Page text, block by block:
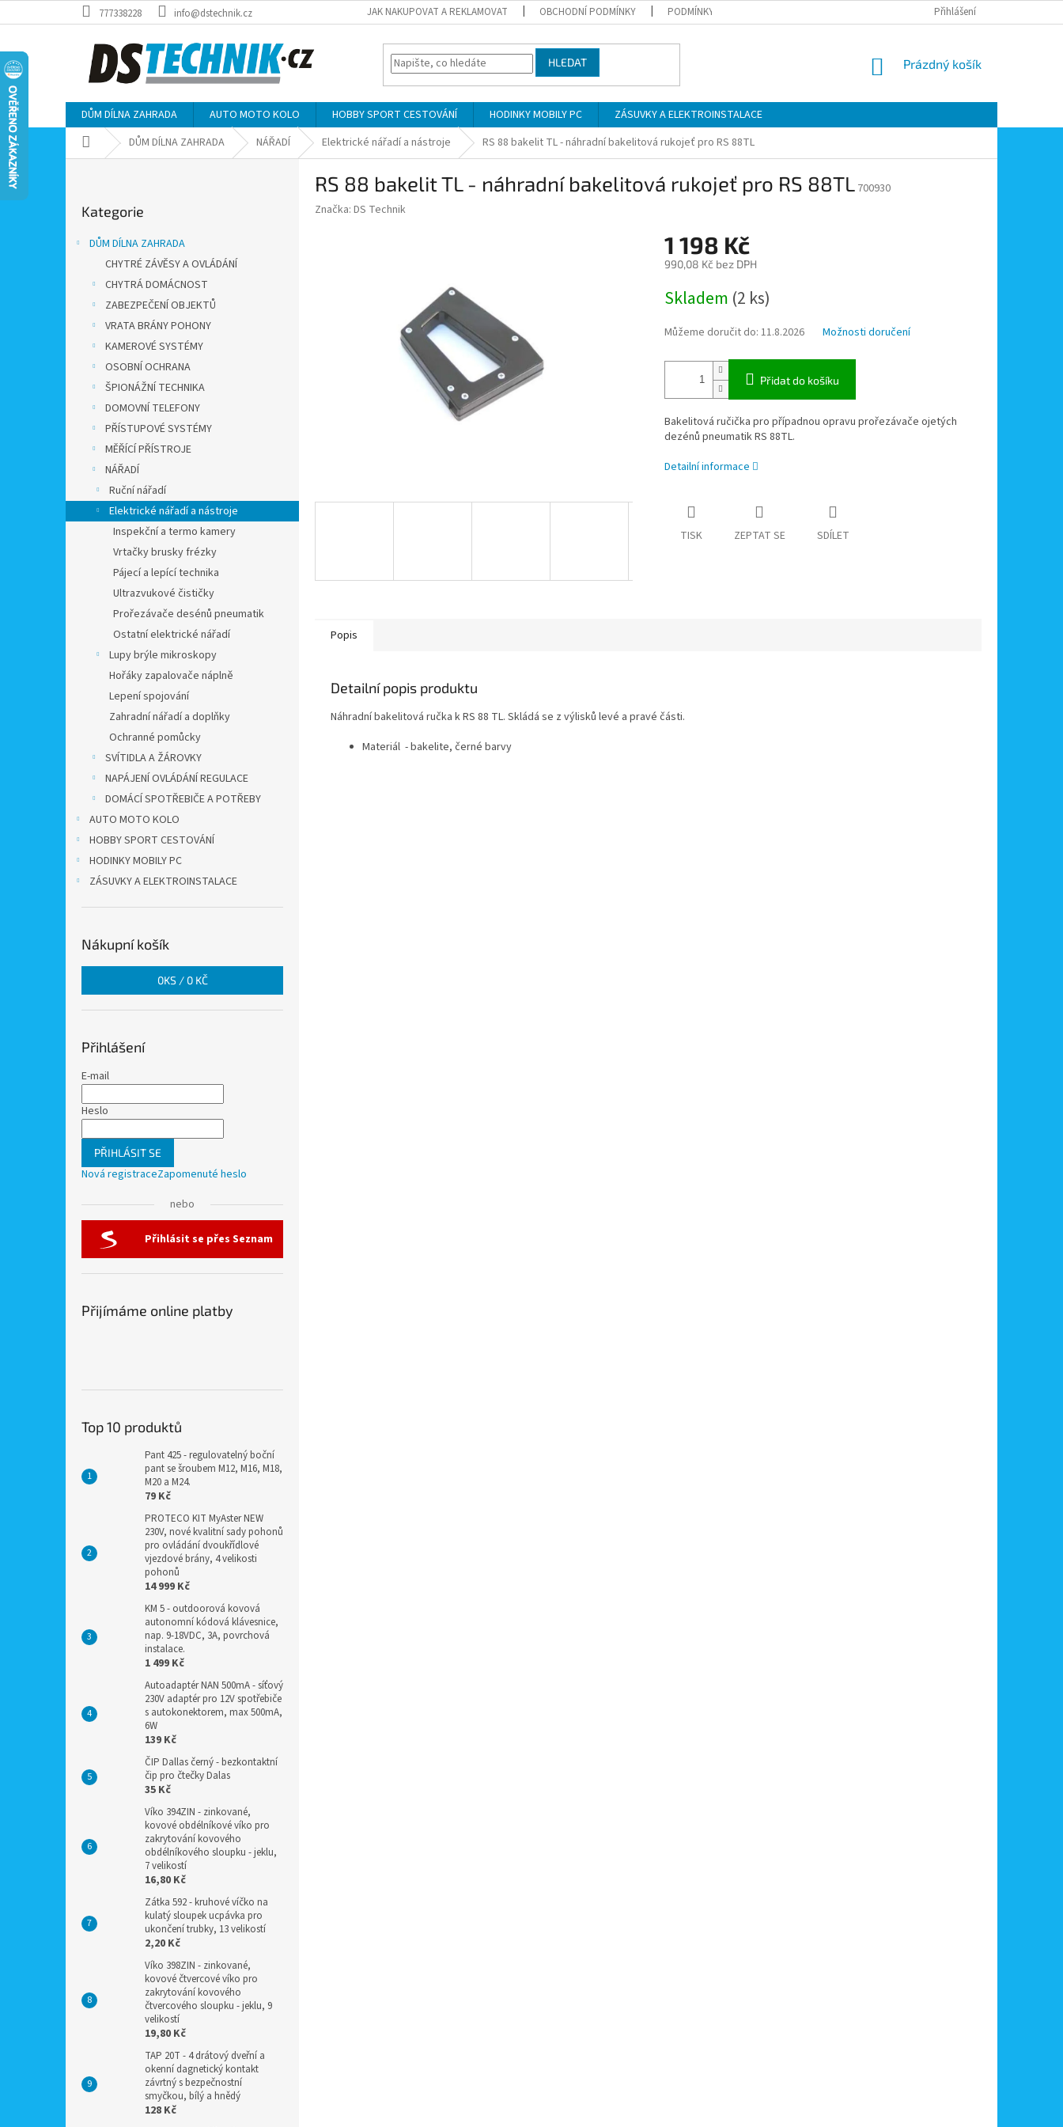
na
777338228 info@dstechnik.cz JAK NAKUPOVAT A REKLAMOVAT OBCHODNÍ PODMÍNKY PODMÍNKY OCHRANY OSOBNÍCH ÚDAJŮ MOJE OBJEDNÁVKA
Přihlášení
HLEDAT
NÁKUPNÍ
Prázdný košík
DŮM DÍLNA ZAHRADA AUTO MOTO KOLO HOBBY SPORT CESTOVÁNÍ HODINKY MOBILY PC
ZÁSUVKY A ELEKTROINSTALACE
Domů DŮM DÍLNA ZAHRADA NÁŘADÍ Elektrické nářadí a nástroje RS 88 bakelit TL - náhradní bakelitová rukojeť pro RS 88TL
kategorie
Kategorie
DŮM DÍLNA ZAHRADA
CHYTRÉ ZÁVĚSY A OVLÁDÁNÍ
CHYTRÁ DOMÁCNOST
ZABEZPEČENÍ OBJEKTŮ
VRATA BRÁNY POHONY
KAMEROVÉ SYSTÉMY
OSOBNÍ OCHRANA
ŠPIONÁŽNÍ TECHNIKA
DOMOVNÍ TELEFONY
PŘÍSTUPOVÉ SYSTÉMY
MĚŘÍCÍ PŘÍSTROJE
NÁŘADÍ
Ruční nářadí
Elektrické nářadí a nástroje
Inspekční a termo kamery
Vrtačky brusky frézky
Pájecí a lepící technika
Ultrazvukové čističky
Prořezávače desénů pneumatik
Ostatní elektrické nářadí
Lupy brýle mikroskopy
Hořáky zapalovače náplně
Lepení spojování
Zahradní nářadí a doplňky
Ochranné pomůcky
SVÍTIDLA A ŽÁROVKY
NAPÁJENÍ OVLÁDÁNÍ REGULACE
DOMÁCÍ SPOTŘEBIČE A POTŘEBY
AUTO MOTO KOLO
HOBBY SPORT CESTOVÁNÍ
HODINKY MOBILY PC
ZÁSUVKY A ELEKTROINSTALACE
Nákupní košík
0KS / 0 KČ
Přihlášení
E-mail
Heslo
PŘIHLÁSIT SE
Nová registraceZapomenuté heslo
nebo
Přihlásit se přes Seznam
Přijímáme online platby
Top 10 produktů
Pant 425 - regulovatelný boční
pant se šroubem M12, M16, M18,
M20 a M24.
79 Kč
PROTECO KIT MyAster NEW
230V, nové kvalitní sady pohonů
pro ovládání dvoukřídlové
vjezdové brány, 4 velikosti
pohonů
14 999 Kč
KM 5 - outdoorová kovová
autonomní kódová klávesnice,
nap. 9-18VDC, 3A, povrchová
instalace.
1 499 Kč
Autoadaptér NAN 500mA - síťový
230V adaptér pro 12V spotřebiče
s autokonektorem, max 500mA,
6W
139 Kč
ČIP Dallas černý - bezkontaktní
čip pro čtečky Dalas
35 Kč
Víko 394ZIN - zinkované,
kovové obdélníkové víko pro
zakrytování kovového
obdélníkového sloupku - jeklu,
7 velikostí
16,80 Kč
Zátka 592 - kruhové víčko na
kulatý sloupek ucpávka pro
ukončení trubky, 13 velikostí
2,20 Kč
Víko 398ZIN - zinkované,
kovové čtvercové víko pro
zakrytování kovového
čtvercového sloupku - jeklu, 9
velikostí
19,80 Kč
TAP 20T - 4 drátový dveřní a
okenní dagnetický kontakt
závrtný s bezpečnostní
smyčkou, bílý a hnědý
128 Kč
RS 88 bakelit TL - náhradní bakelitová rukojeť pro RS 88TL 700930
Značka: DS Technik
1 198 Kč
990,08 Kč bez DPH
cena:
Skladem (2 ks)
Můžeme doručit do: 11.8.2026 Možnosti doručení
Přidat do košíku
Bakelitová ručička pro případnou opravu prořezávače ojetých
dezénů pneumatik RS 88TL.
Detailní informace
TISK ZEPTAT SE SDÍLET
Popis
Detailní popis produktu
Náhradní bakelitová ručka k RS 88 TL. Skládá se z výlisků levé a pravé části.
Materiál - bakelite, černé barvy